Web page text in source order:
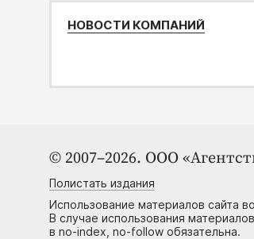
НОВОСТИ КОМПАНИЙ
© 2007–2026. ООО
Полистать издания
Использование материалов сайта
В случае использования
в no-index, no-follow обязательна.